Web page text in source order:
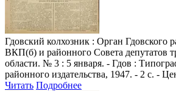
Гдовский колхозник : Орган Гдовского
ВКП(б) и районного Совета депутатов
области. № 3 : 5 января. - Гдов :
районного издательства, 1947. - 2 с. -
Читать Подробнее